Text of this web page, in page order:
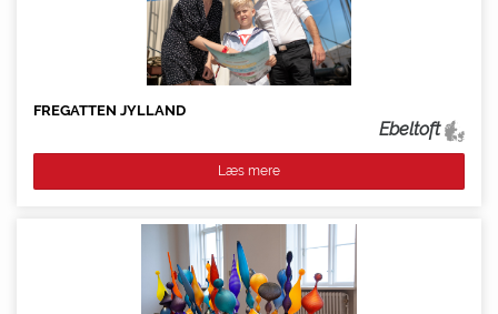
FREGATTEN JYLLAND
Ebeltoft
Læs mere